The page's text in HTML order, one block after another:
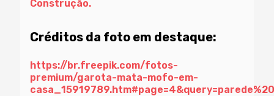
Construção.
Créditos da foto em destaque:
https://br.freepik.com/fotos-
premium/garota-mata-mofo-em-